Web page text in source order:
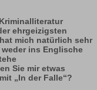
ehrgeizigsten
mich natürlich sehr
ins Englische
Sie mir etwas
„In der Falle“?